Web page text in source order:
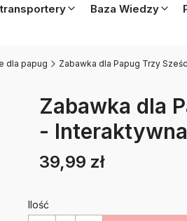
Baza Wiedzy
dla papug Zabawka dla Papug Trzy
Zabawka dla
-
Etykiety
Cena
39,99 zł
Ilość